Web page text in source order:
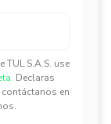
S.A.S. use
Declaras
contáctanos en
✕
✕